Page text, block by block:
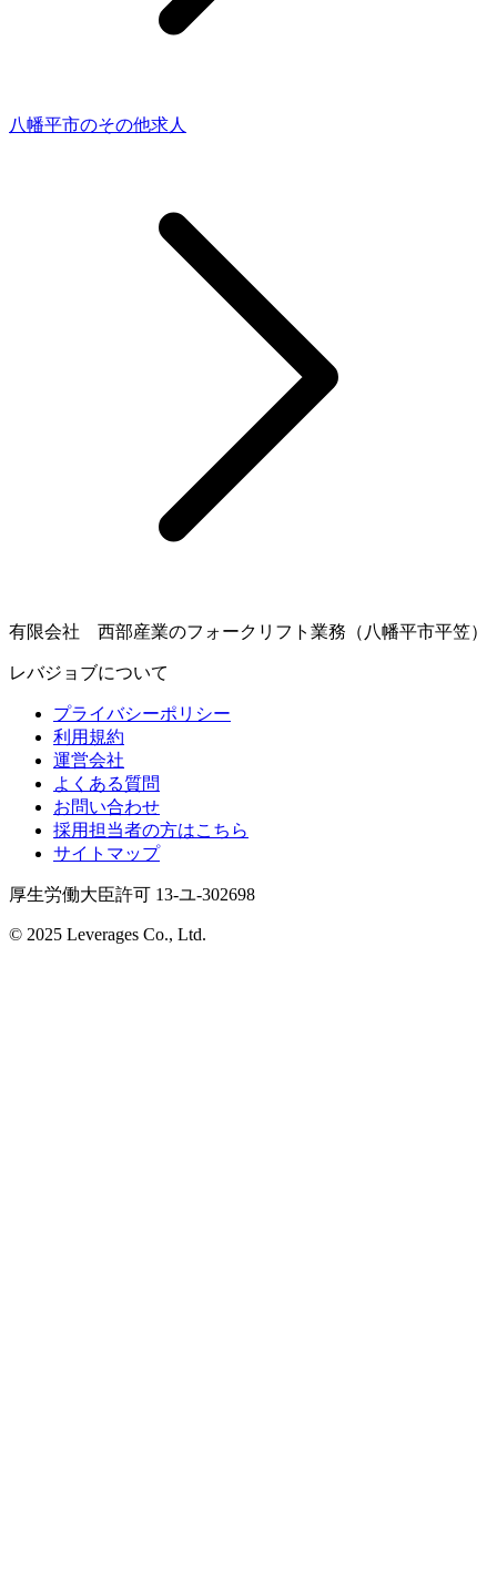
八幡平市のその他求人
有限会社 西部産業のフォークリフト業務（八幡平市平笠）
レバジョブについて
プライバシーポリシー
利用規約
運営会社
よくある質問
お問い合わせ
採用担当者の方はこちら
サイトマップ
厚生労働大臣許可 13-ユ-302698
© 2025 Leverages Co., Ltd.